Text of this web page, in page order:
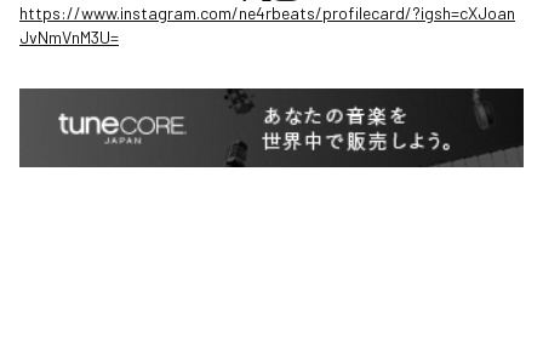
https://www.instagram.com/ne4rbeats/profilecard/?igsh=cXJoan
JvNmVnM3U=